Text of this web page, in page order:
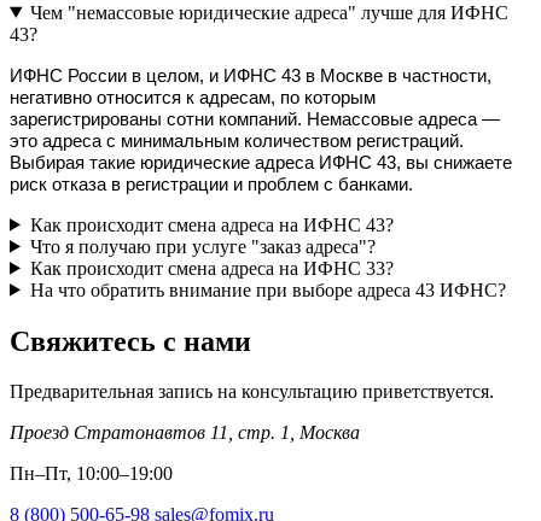
Чем "немассовые юридические адреса" лучше для ИФНС
43?
ИФНС России в целом, и ИФНС 43 в Москве в частности,
негативно относится к адресам, по которым
зарегистрированы сотни компаний. Немассовые адреса —
это адреса с минимальным количеством регистраций.
Выбирая такие юридические адреса ИФНС 43, вы снижаете
риск отказа в регистрации и проблем с банками.
Как происходит смена адреса на ИФНС 43?
Что я получаю при услуге "заказ адреса"?
Как происходит смена адреса на ИФНС 33?
На что обратить внимание при выборе адреса 43 ИФНС?
Свяжитесь с нами
Предварительная запись на консультацию приветствуется.
Проезд Стратонавтов 11, стр. 1, Москва
Пн–Пт, 10:00–19:00
8 (800) 500-65-98 sales@fomix.ru